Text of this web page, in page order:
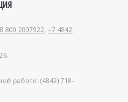
8 800 2007922, +7 4842
работе: (4842) 718-